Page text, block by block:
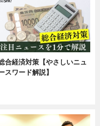
合経済対策【やさしいニュ
スワード解説】